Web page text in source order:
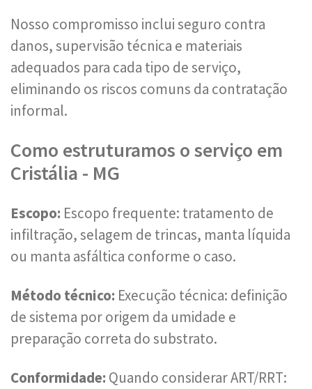
Nosso compromisso inclui seguro contra
danos, supervisão técnica e materiais
adequados para cada tipo de serviço,
eliminando os riscos comuns da contratação
informal.
Como estruturamos o serviço em
Cristália - MG
Escopo: Escopo frequente: tratamento de
infiltração, selagem de trincas, manta líquida
ou manta asfáltica conforme o caso.
Método técnico: Execução técnica: definição
de sistema por origem da umidade e
preparação correta do substrato.
Conformidade: Quando considerar ART/RRT: